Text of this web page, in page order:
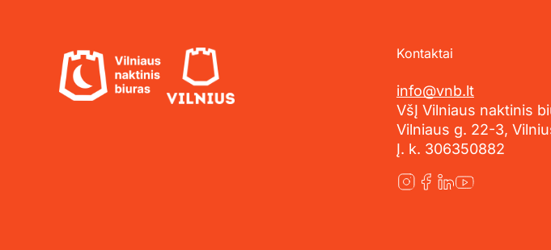
Kontaktai
info@vnb.lt
VšĮ Vilniaus naktinis
Vilniaus g. 22-3,
Į. k. 306350882